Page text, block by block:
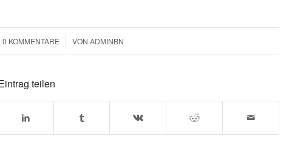
0 KOMMENTARE
/ VONADMINBN
teilen